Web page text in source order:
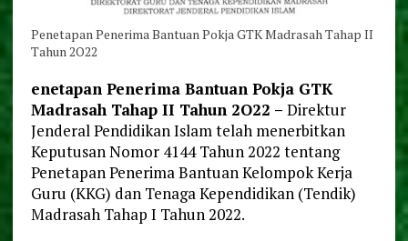
Penetapan Penerima Bantuan Pokja GTK Madrasah Tahap II
Tahun 2O22
enetapan Penerima Bantuan Pokja GTK
Madrasah Tahap II Tahun 2O22 – Direktur
Jenderal Pendidikan Islam telah menerbitkan
Keputusan Nomor 4144 Tahun 2022 tentang
Penetapan Penerima Bantuan Kelompok Kerja
Guru (KKG) dan Tenaga Kependidikan (Tendik)
Madrasah Tahap I Tahun 2022.